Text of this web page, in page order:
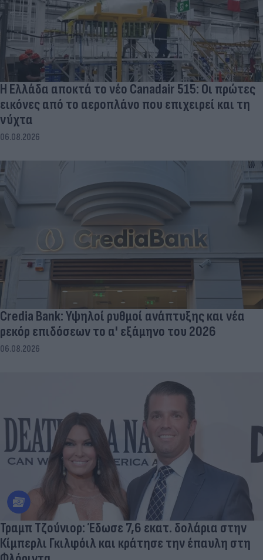
Η Ελλάδα αποκτά το νέο Canadair 515: Οι πρώτες
εικόνες από το αεροπλάνο που επιχειρεί και τη
νύχτα
06.08.2026
Credia Bank: Υψηλοί ρυθμοί ανάπτυξης και νέα
ρεκόρ επιδόσεων το α' εξάμηνο του 2026
06.08.2026
Τραμπ Τζούνιορ: Έδωσε 7,6 εκατ. δολάρια στην
Κίμπερλι Γκιλφόιλ και κράτησε την έπαυλη στη